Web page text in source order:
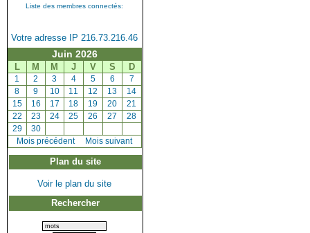
Liste des membres connectés:
Votre adresse IP 216.73.216.46
Juin 2026
L M M J V S D
[1 [2 [3 [4] [5] [6 [7
[8 [9 [10] [11 [12 [13 [14
[15] [16 [17 [18 [19 [20 [21
[22 [23] [24] [25 [26 [27 [28
[29] [30]
[Mois précédent] Mois suivant
Plan du site
Voir le plan du site
Rechercher